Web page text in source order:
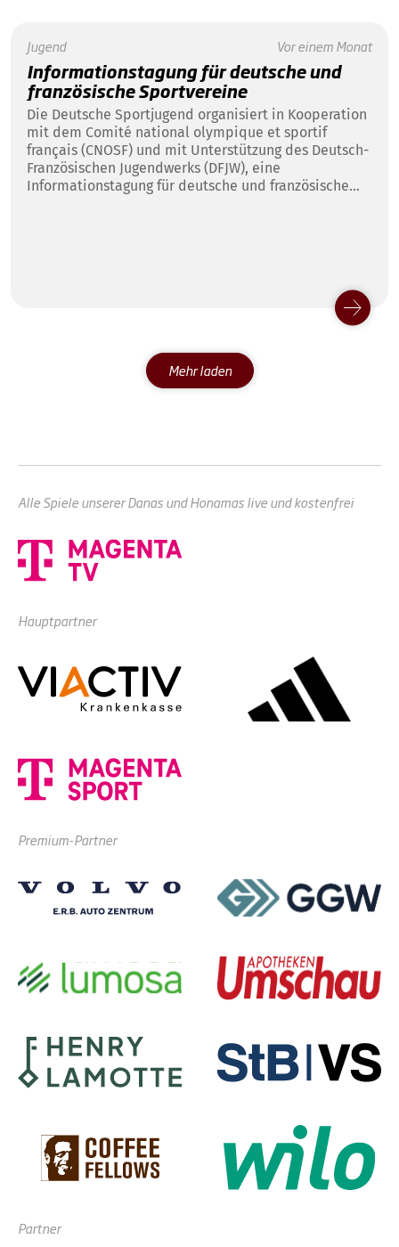
Jugend Vor einem Monat
Informationstagung für deutsche und
französische Sportvereine
Die Deutsche Sportjugend organisiert in Kooperation
mit dem Comité national olympique et sportif
français (CNOSF) und mit Unterstützung des Deutsch-
Französischen Jugendwerks (DFJW), eine
Informationstagung für deutsche und französische
Mehr laden
Alle Spiele unserer Danas und Honamas live und kostenfrei
Hauptpartner
Premium-Partner
Partner